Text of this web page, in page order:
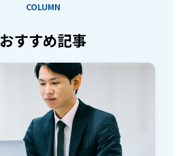
COLUMN
おすすめ記事